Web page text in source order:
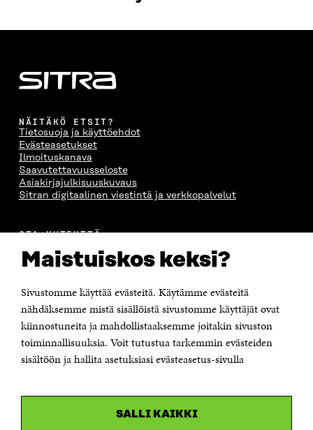
Maistuiskos keksi?
Sivustomme käyttää evästeitä. Käytämme evästeitä
nähdäksemme mistä sisällöistä sivustomme käyttäjät ovat
kiinnostuneita ja mahdollistaaksemme joitakin sivuston
toiminnallisuuksia. Voit tutustua tarkemmin evästeiden
sisältöön ja hallita asetuksiasi evästeasetus-sivulla
SALLI KAIKKI
NÄITÄKÖ ETSIT?
Tietosuoja ja käyttöehdot
Evästeasetukset
Ilmoituskanava
Saavutettavuusseloste
Asiakirjajulkisuuskuvaus
Sitran digitaalinen viestintä ja verkkopalvelut
OTA YHTEYTTÄ
Itämerenkatu 11-13, PL 160,
00181 Helsinki
Puhelin +358 294 618 991
Sähköpostiosoite
Saapumisohjeet
Y-tunnus 0202132-3